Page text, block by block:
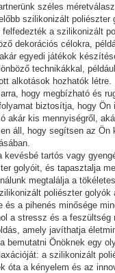
széles
szilikonizált poliészter
a szilikonizált
dekorációs célokra,
egyedi játékok
technikákkal,
alkotások hozhatók létre.
hogy megbízható és
biztosítja, hogy
akár kis mennyiségről,
áll, hogy segítsen az Ön
kevésbé tartós vagy
golyóit, és tapasztalja
megtalálja a
poliészter golyók
és a pihenés minősége
a stressz és a
amely javíthatja
bemutatni Önöknek egy
a szilikonizált
óta a kényelem és az